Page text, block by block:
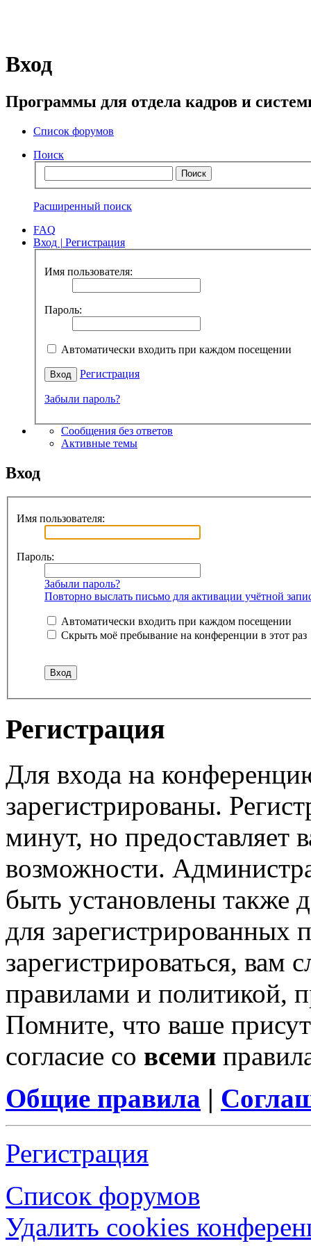
Вход
Программы для отдела кадров и
Список форумов
Поиск
Расширенный поиск
FAQ
Вход | Регистрация
Имя пользователя:
Пароль:
Автоматически входить при каждом посещении
Регистрация
Забыли пароль?
Сообщения без ответов
Активные темы
Вход
Имя пользователя:
Пароль:
Забыли пароль?
Повторно выслать письмо для активации учётной
Автоматически входить при каждом посещении
Скрыть моё пребывание на конференции в этот раз
Регистрация
Для входа на
зарегистрированы.
минут, но предоставляет
возможности.
быть установлены также
для зарегистрированных
зарегистрироваться, вам
правилами и политикой,
Помните, что ваше
согласие со всеми
Общие правила |
Регистрация
Список форумов
Удалить cookies